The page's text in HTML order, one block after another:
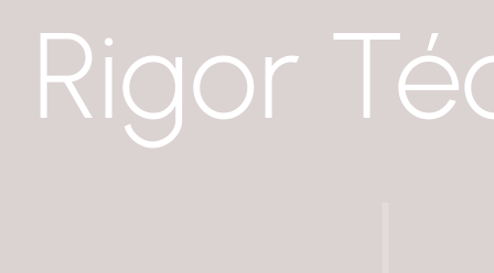
Rigor